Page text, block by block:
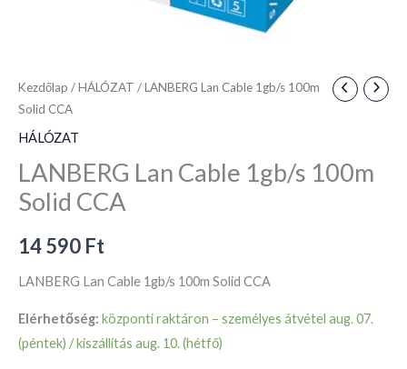
Kezdőlap /HÁLÓZAT / LANBERG Lan Cable 1gb/s 100m
Solid CCA
HÁLÓZAT
LANBERG Lan Cable 1gb/s 100m
Solid CCA
14 590 Ft
LANBERG Lan Cable 1gb/s 100m Solid CCA
Elérhetőség: központi raktáron – személyes átvétel aug. 07.
(péntek) / kiszállítás aug. 10. (hétfő)